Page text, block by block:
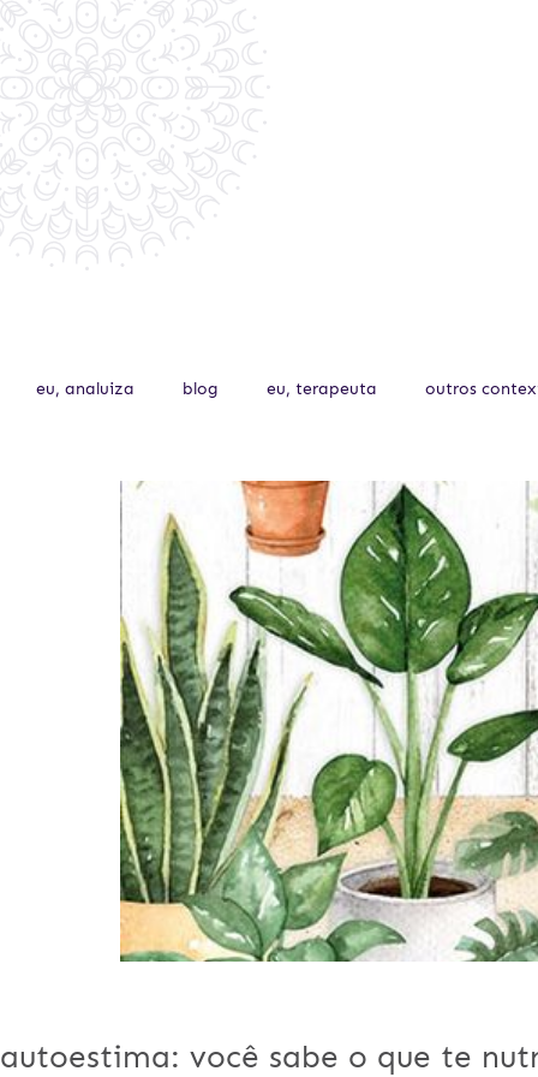
eu, analuiza blog eu, terapeuta outros
autoestima: você sabe o que te